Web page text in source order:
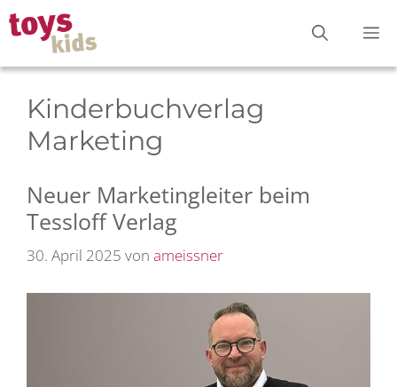
Zum
Inhalt
springen
Kinderbuchverlag
Marketing
Neuer Marketingleiter beim
Tessloff Verlag
30. April 2025 von ameissner